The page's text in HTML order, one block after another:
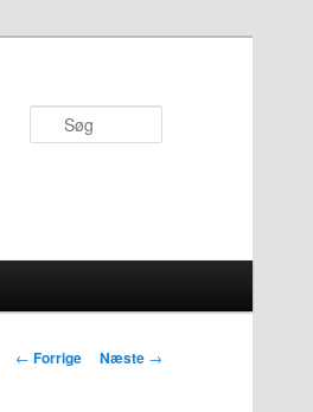
Indlægsnavigation
← Forrige Næste →